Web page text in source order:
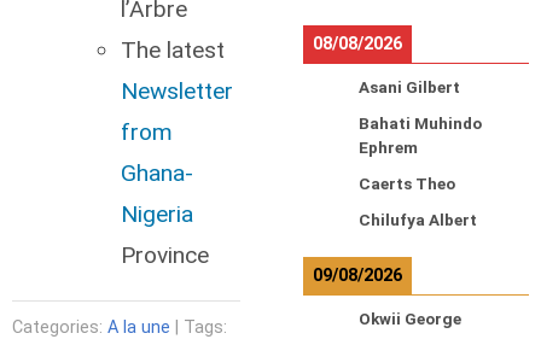
l’Arbre
The latest
Newsletter
from
Ghana-
Nigeria
Province
Categories: A la une | Tags:
08/08/2026
Asani Gilbert
Bahati Muhindo
Ephrem
Caerts Theo
Chilufya Albert
09/08/2026
Okwii George